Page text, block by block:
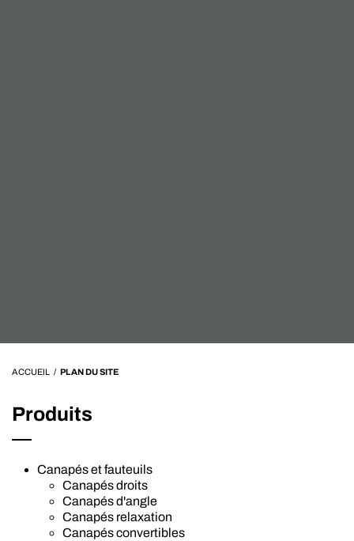
ACCUEIL / PLAN DU SITE
Produits
Canapés et fauteuils
Canapés droits
Canapés d'angle
Canapés relaxation
Canapés convertibles